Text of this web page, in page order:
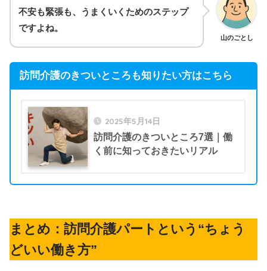
山のごとし
不安も緊張も、うまくいくためのステップ
ですよね。
訪問介護のきついところも知りたい方はこちら
2025年5月14日
訪問介護のきついところ7選｜働
く前に知っておきたいリアル
まとめ：訪問介護パートという“ちょう
どいい働き方”